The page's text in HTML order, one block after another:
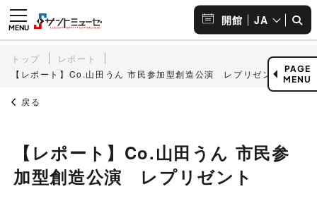
開館 JA
トップ
レポート
【レポート】Co.山田うん 市民参加型創造公演 レプリゼント
戻る
PAGE
MENU
【レポート】Co.山田うん 市民参
加型創造公演 レプリゼント